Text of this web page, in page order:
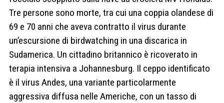
Tre persone sono morte, tra cui una coppia olandese di
69 e 70 anni che aveva contratto il virus durante
un’escursione di birdwatching in una discarica in
Sudamerica. Un cittadino britannico è ricoverato in
terapia intensiva a Johannesburg. Il ceppo identificato
è il virus Andes, una variante particolarmente
aggressiva diffusa nelle Americhe, con un tasso di